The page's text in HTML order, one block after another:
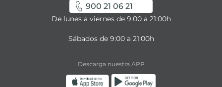
900 21 06 21
De lunes a viernes de 9:00 a 21:00h
Sábados de 9:00 a 21:00h
Descarga nuestra APP